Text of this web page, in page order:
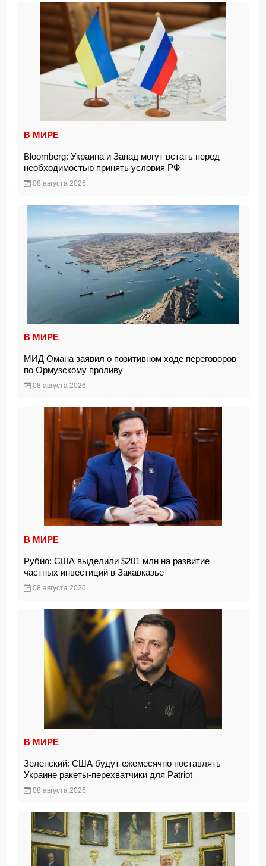
В МИРЕ
Bloomberg: Украина и Запад могут встать перед
необходимостью принять условия РФ
08 августа 2026
В МИРЕ
МИД Омана заявил о позитивном ходе переговоров
по Ормузскому проливу
08 августа 2026
В МИРЕ
Рубио: США выделили $201 млн на развитие
частных инвестиций в Закавказье
08 августа 2026
В МИРЕ
Зеленский: США будут ежемесячно поставлять
Украине ракеты-перехватчики для Patriot
08 августа 2026